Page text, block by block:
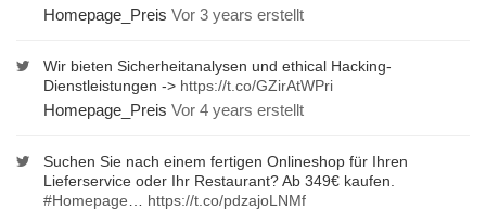
Homepage_Preis Vor 3 years erstellt
Wir bieten Sicherheitanalysen und ethical Hacking-
Dienstleistungen -> https://t.co/GZirAtWPri
Homepage_Preis Vor 4 years erstellt
Suchen Sie nach einem fertigen Onlineshop für Ihren
Lieferservice oder Ihr Restaurant? Ab 349€ kaufen.
#Homepage
https://t.co/pdzajoLNMf